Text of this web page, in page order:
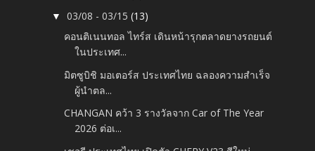
▼03/08 - 03/15(13)
คอนติเนนทอล ไทร์ส เดินหน้ารุกตลาดยางรถยนต์
ในประเทศ...
มิตซูบิชิ มอเตอร์ส ประเทศไทย ฉลองความสำเร็จ
ผู้นำตล...
CHANGAN คว้า 3 รางวัลจาก Car of The Year
2026 ต่อเ...